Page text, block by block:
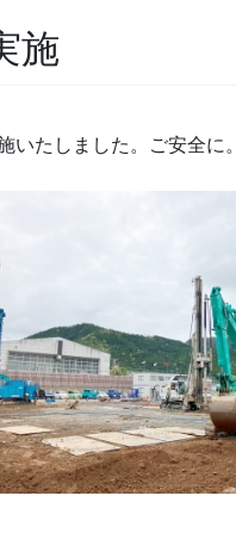
施
たしました。ご安全に。